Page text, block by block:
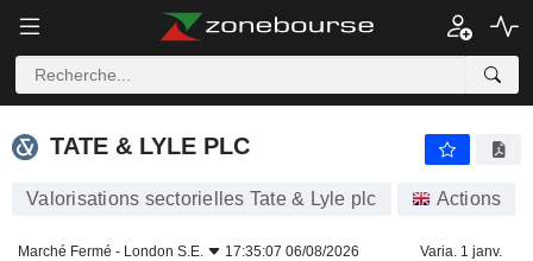
TATE & LYLE PLC
TATE & LYLE PLC
Valorisations sectorielles Tate & Lyle plc Actions
Marché Fermé - London S.E. 17:35:07 06/08/2026 Varia. 1 janv.